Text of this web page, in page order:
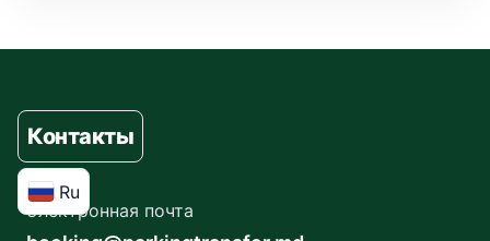
Ru
Контакты
Электронная почта